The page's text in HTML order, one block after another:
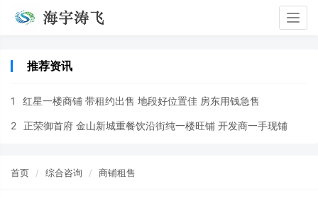
推荐资讯
1 红星一楼商铺 带租约出售 地段好位置佳 房东用钱急售
2 正荣御首府 金山新城重餐饮沿街纯一楼旺铺 开发商一手现铺
首页 综合咨询 商铺租售